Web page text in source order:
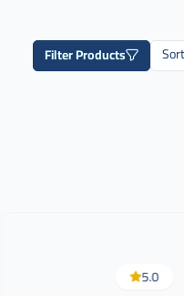
Filter Products
5.0